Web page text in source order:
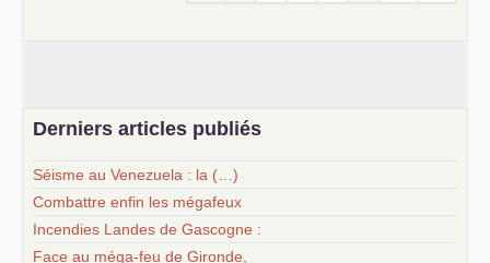
Derniers articles publiés
Séisme au Venezuela : la (…)
Combattre enfin les mégafeux
Incendies Landes de Gascogne :
Face au méga-feu de Gironde,